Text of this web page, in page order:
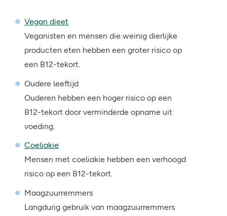
Vegan dieet
Veganisten en mensen die weinig dierlijke
producten eten hebben een groter risico op
een B12-tekort.
Oudere leeftijd
Ouderen hebben een hoger risico op een
B12-tekort door verminderde opname uit
voeding.
Coeliakie
Mensen met coeliakie hebben een verhoogd
risico op een B12-tekort.
Maagzuurremmers
Langdurig gebruik van maagzuurremmers